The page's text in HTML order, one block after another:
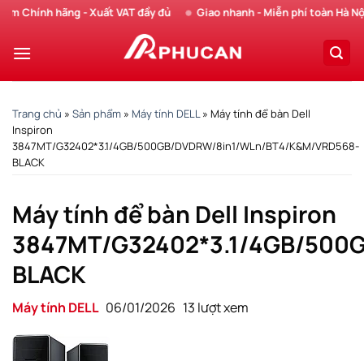
Chuyển
nội
hãng - Xuất VAT đầy đủ Giao nhanh - Miễn phí toàn Hà Nội
Trang chủ » Sản phẩm » Máy tính DELL» Máy tính để bàn Dell
Inspiron
3847MT/G32402*3.1/4GB/500GB/DVDRW/8in1/WLn/BT4/K&M/VRD568-
BLACK
Máy tính để bàn Dell Inspiron
3847MT/G32402*3.1/4GB/
BLACK
Máy tính DELL 06/01/2026 13 lượt xem